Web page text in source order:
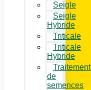
Seigle
Seigle
Hybride
Triticale
Triticale
Hybride
Traitement
de
semences